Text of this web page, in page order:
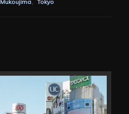
Mukoujima 、Tokyo